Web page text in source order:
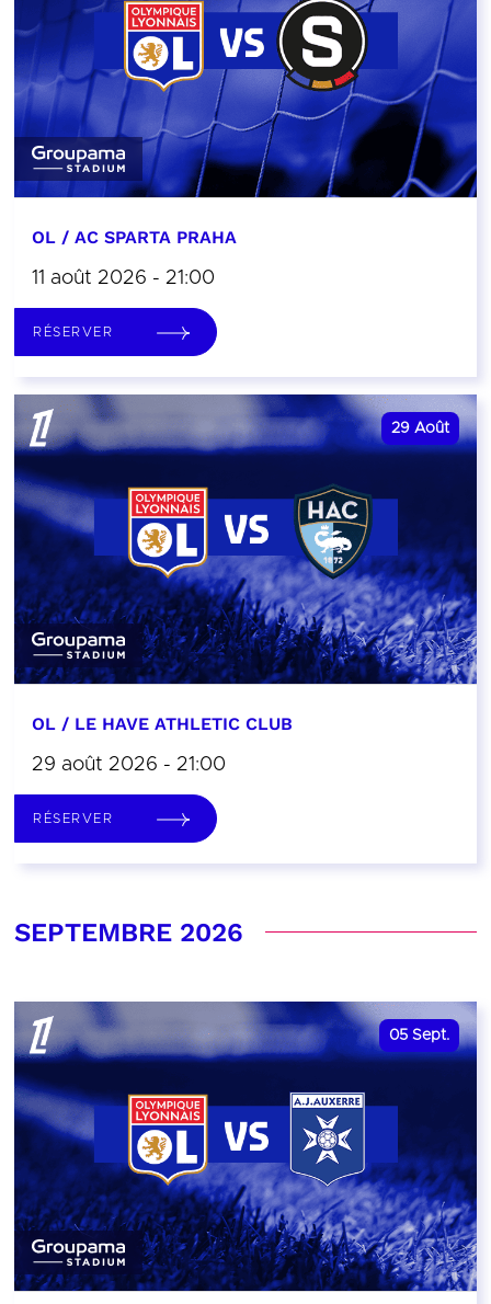
OL / AC SPARTA PRAHA
11 août 2026 - 21:00
RÉSERVER
29 Août
OL / LE HAVE ATHLETIC CLUB
29 août 2026 - 21:00
RÉSERVER
SEPTEMBRE 2026
05 Sept.